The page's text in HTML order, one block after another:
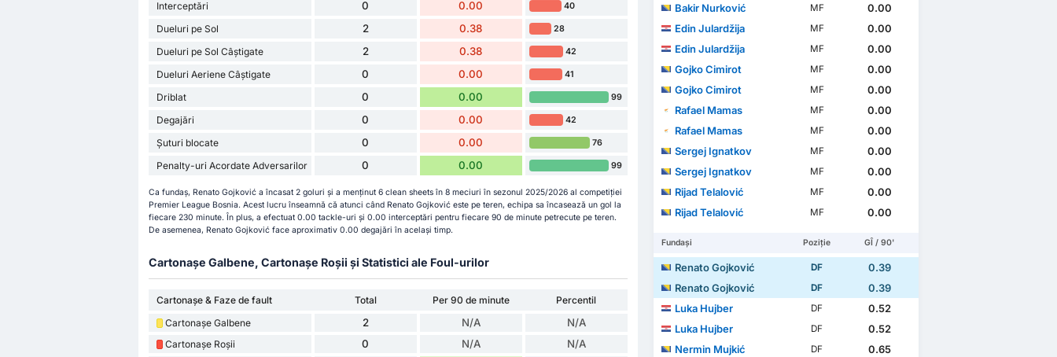
Interceptări 0 0.00 40
Dueluri pe Sol 2 0.38 28
Dueluri pe Sol Câștigate 2 0.38 42
Dueluri Aeriene Câștigate 0 0.00 41
Driblat 0 0.00 99
Degajări 0 0.00 42
Șuturi blocate 0 0.00 76
Penalty-uri Acordate Adversarilor 0 0.00 99
Ca fundaș, Renato Gojković a încasat 2 goluri și a menținut 6 clean sheets în 8 meciuri în sezonul 2025/2026 al competiției
Premier League Bosnia. Acest lucru înseamnă că atunci când Renato Gojković este pe teren, echipa sa încasează un gol la
fiecare 230 minute. În plus, a efectuat 0.00 tackle-uri și 0.00 interceptări pentru fiecare 90 de minute petrecute pe teren.
De asemenea, Renato Gojković face aproximativ 0.00 degajări în același timp.
Cartonașe Galbene, Cartonașe Roșii și Statistici ale Foul-urilor
Cartonașe & Faze de fault Total Per 90 de minute
Percentil
Cartonașe Galbene
2 N/A N/A
Cartonașe Roșii 0 N/A N/A
Bakir Nurković
MF
0.00
Edin Julardžija
MF
0.00
Edin Julardžija
MF
0.00
Gojko Cimirot
MF
0.00
Gojko Cimirot
MF
0.00
Rafael Mamas
MF
0.00
Rafael Mamas
MF
0.00
Sergej Ignatkov
MF
0.00
Sergej Ignatkov
MF
0.00
Rijad Telalović
MF
0.00
Rijad Telalović
MF 0.00
Fundași Poziție GÎ / 90'
Renato Gojković DF
0.39
Renato Gojković
DF
0.39
Luka Hujber
DF
0.52
Luka Hujber
DF
0.52
Nermin Mujkić
DF
0.65